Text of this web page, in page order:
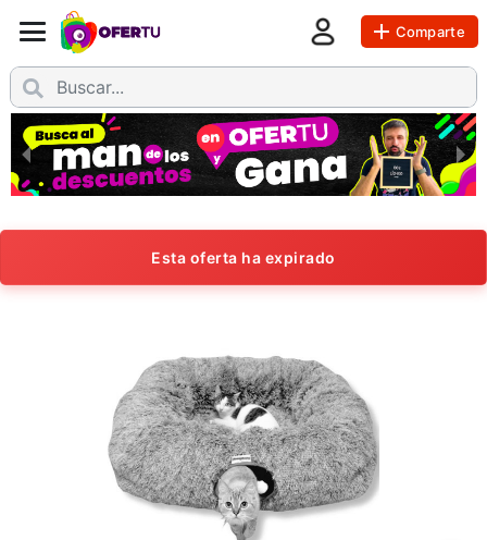
Comparte
Esta oferta ha expirado